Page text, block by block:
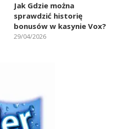
Jak Gdzie można
sprawdzić historię
bonusów w kasynie Vox?
29/04/2026